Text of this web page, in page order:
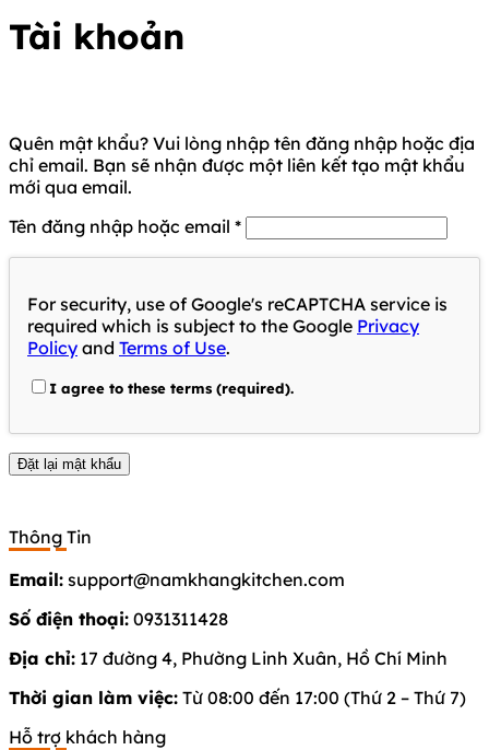
Tài khoản
Quên mật khẩu? Vui lòng nhập tên đăng nhập hoặc địa
chỉ email. Bạn sẽ nhận được một liên kết tạo mật khẩu
mới qua email.
Tên đăng nhập hoặc email *Bắt
buộc
For security, use of Google's reCAPTCHA service is
required which is subject to the Google Privacy
Policy and Terms of Use.
I agree to these terms (required).
Đặt lại mật khẩu
Thông Tin
Email: support@namkhangkitchen.com
Số điện thoại: 0931311428
Địa chỉ: 17 đường 4, Phường Linh Xuân, Hồ Chí Minh
Thời gian làm việc: Từ 08:00 đến 17:00 (Thứ 2 – Thứ 7)
Hỗ trợ khách hàng